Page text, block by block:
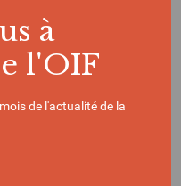
2021
à
l'OIF
de l'actualité de la